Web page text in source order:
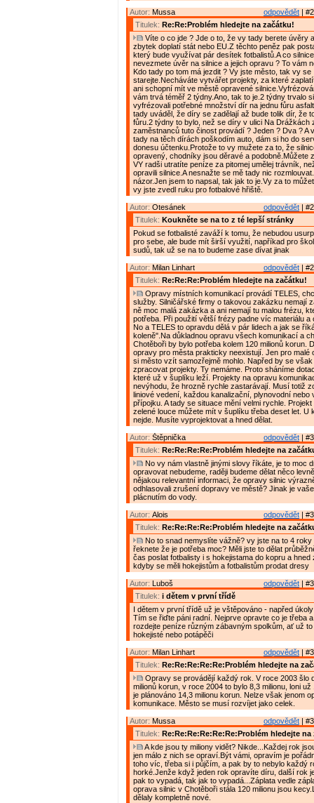
odpovědět |
Autor: Mussa
Titulek: Re:Re:Problém hledejte na začátku!
Víte o co jde ? Jde o to, že vy tady berete úvěry
zbytek doplatí stát nebo EU.Z těchto peněz pak
který bude využívat pár desítek fotbalistů.A co
nevezmete úvěr na silnice a jejich opravu ? To vám
Kdo tady po tom má jezdit ? Vy jste město, tak vy se
starejte.Necháváte vytvářet projekty, za které
ani schopní mít ve městě opravené
vám trvá téměř 2 týdny.Ano, tak to je.2 týdny trvalo
vyfrézovali potřebné množství dír na jednu fůru
tady uváděl, že díry se zadělají až bude tolik dír, že
fůru.2 týdny to bylo, než se díry v ulici Na Drážkách
zaměstnanců tuto činost provádí ? Jeden ? Dva ? A
tady na těch dírách poškodím auto, dám si ho do
donesu účtenku.Protože to vy mužete za to, že
opravený, chodníky jsou děravé a podobně.Můžete
VY radši utratíte peníze za pitomej umělej trávník,
opravili silnice.A nesnažte se mě tady nic
názor.Jen jsem to napsal, tak jak to je.Vy za to
vy jste zvedl ruku pro fotbalové hřiště.
odpovědět |
Autor: Otesánek
Titulek: Koukněte se na to z té lepší stránky
Pokud se fotbalisté zaváží k tomu, že nebudou
pro sebe, ale bude mít širší využití, napříkad pro
sudů, tak už se na to budeme zase dívat jinak
odpovědět |
Autor: Milan Linhart
Titulek: Re:Re:Re:Problém hledejte na začátku!
Opravy místních komunikací provádí TELES,
služby. Silničářské firmy o takovou zakázku nemají
ně moc malá zakázka a ani nemají tu malou frézu,
potřeba. Při použití větší frézy padne víc materiálu a
No a TELES to opravdu dělá v pár lidech a jak se
koleně".Na důkladnou opravu všech komunikací a
Chotěboři by bylo potřeba kolem 120 milionů korun.
opravy pro města prakticky neexistují. Jen pro malé
si město vzít samozřejmě mohlo. Napřed by se
zpracovat projekty. Ty nemáme. Proto sháníme
které už v šuplíku leží. Projekty na opravu
nevýhodu, že hrozně rychle zastarávají. Musí totiž
liniové vedení, každou kanalizační, plynovodní nebo
přípojku. A tady se situace mění velmi rychle.
zelené louce můžete mít v šuplíku třeba deset let. U
nejde. Musíte vyprojektovat a hned dělat.
odpovědět |
Autor: Štěpnička
Titulek: Re:Re:Re:Re:Problém hledejte na
No vy nám vlastně jinými slovy říkáte, je to moc
opravovat nebudeme, raději budeme dělat něco
nějakou relevantní informaci, že opravy silnic
odhlasovali zrušení dopravy ve městě? Jinak je
plácnutím do vody.
odpovědět |
Autor: Alois
Titulek: Re:Re:Re:Re:Problém hledejte na
No to snad nemyslíte vážně? vy jste na to 4 roky
řeknete že je potřeba moc? Měli jste to dělat
čas poslat fotbalisty i s hokejistama do kopru a hned
kdyby se měli hokejistům a fotbalistům prodat dresy
odpovědět |
Autor: Luboš
Titulek: i dětem v první třídě
I dětem v první třídě už je vštěpováno - napřed
Tím se řiďte páni radní. Nejprve opravte co je třeba
rozdejte peníze různým zábavným spolkům, ať už to
hokejisté nebo potápěči
odpovědět |
Autor: Milan Linhart
Titulek: Re:Re:Re:Re:Re:Problém hledejte na
Opravy se provádějí každý rok. V roce 2003 šlo
milionů korun, v roce 2004 to bylo 8,3 milionu, loni už
je plánováno 14,3 milionu korun. Nelze však jenom
komunikace. Město se musí rozvíjet jako celek.
odpovědět |
Autor: Mussa
Titulek: Re:Re:Re:Re:Re:Re:Problém hledejte na
A kde jsou ty miliony vidět? Nikde...Každej rok
jen málo z nich se opraví.Být vámi, opravím je
toho víc, třeba si i půjčím, a pak by to nebylo každý
horké.Jenže když jeden rok opravíte díru, další rok
pak to vypadá, tak jak to vypadá...Záplata vedle
oprava silnic v Chotěboři stála 120 milionu jsou
dělaly kompletně nové.